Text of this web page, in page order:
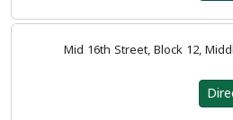
Mid 16th Street, Block 12,